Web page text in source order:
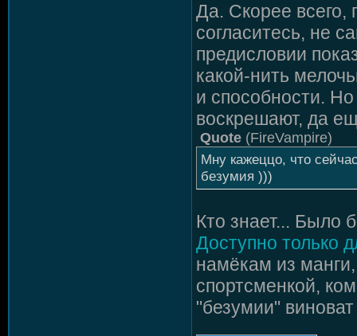
Да. Скорее всего,
согласитесь, не
предисловии
какой-нить
и способности.
воскрешают, да
Quote (FireVampire)
Мну кажеццо, что
безумия )))
Кто знает... Было
Доступно только
намёкам из
спортсменкой,
"безумии"